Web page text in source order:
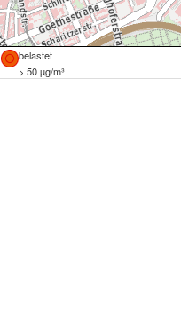
belastet
> 50 µg/m³